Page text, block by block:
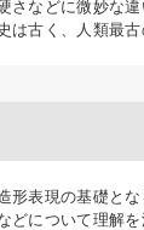
さなどに微妙な
は古く、人類最古
形表現の基礎と
どについて理解